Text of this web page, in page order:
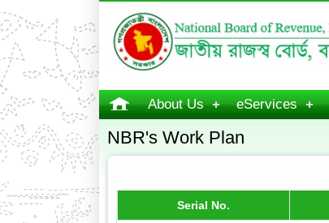
About Us eServices
NBR's Work Plan
Serial No.